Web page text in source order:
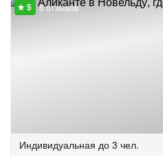
8 отзывов
Индивидуальная до 3 чел.